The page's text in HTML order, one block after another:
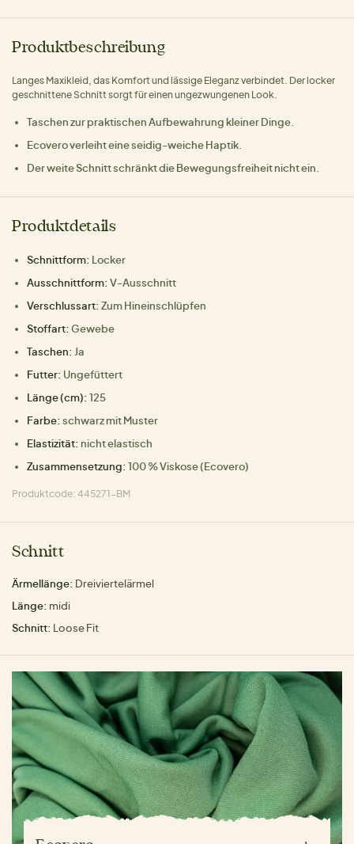
Produktbeschreibung
Langes Maxikleid, das Komfort und lässige Eleganz verbindet. Der locker
geschnittene Schnitt sorgt für einen ungezwungenen Look.
Taschen zur praktischen Aufbewahrung kleiner Dinge.
Ecovero verleiht eine seidig-weiche Haptik.
Der weite Schnitt schränkt die Bewegungsfreiheit nicht ein.
Produktdetails
Schnittform: Locker
Ausschnittform: V-Ausschnitt
Verschlussart: Zum Hineinschlüpfen
Stoffart: Gewebe
Taschen: Ja
Futter: Ungefüttert
Länge (cm): 125
Farbe: schwarz mit Muster
Elastizität: nicht elastisch
Zusammensetzung: 100 % Viskose (Ecovero)
Produktcode: 445271-BM
Schnitt
Ärmellänge: Dreiviertelärmel
Länge: midi
Schnitt: Loose Fit